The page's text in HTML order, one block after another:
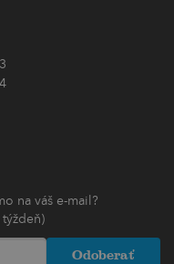
na váš e-mail?
Odoberať